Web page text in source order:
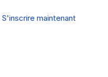
S'inscrire maintenant